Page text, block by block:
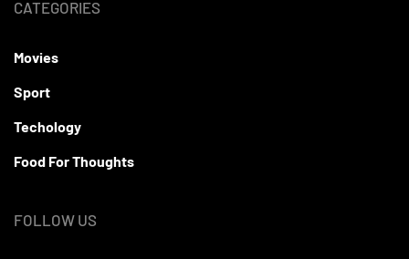
CATEGORIES
Movies
Sport
Techology
Food For Thoughts
FOLLOW US